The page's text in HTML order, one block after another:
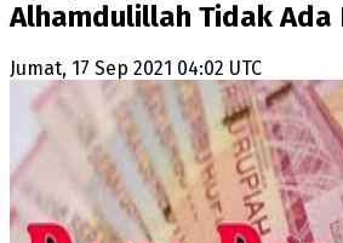
Alhamdulillah Tidak Ada
Jumat, 17 Sep 2021 04:02 UTC